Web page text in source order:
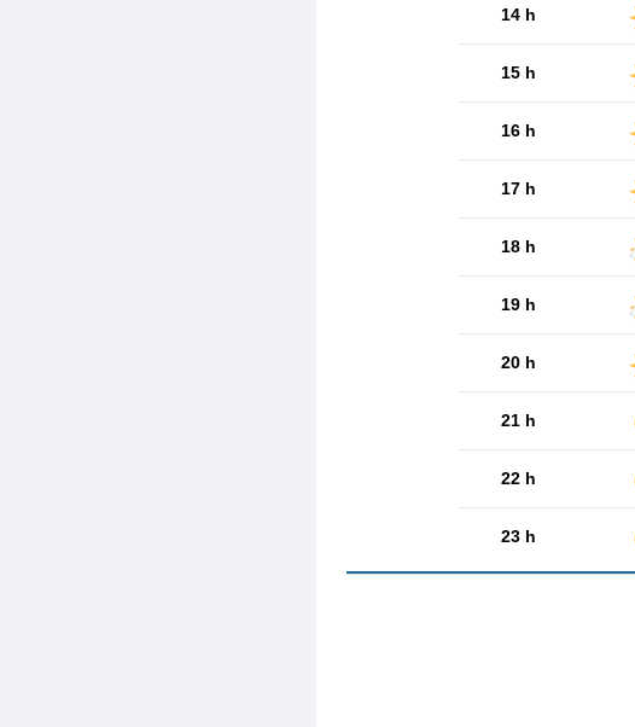
14 h
15 h
16 h
17 h
18 h
19 h
20 h
21 h
22 h
23 h